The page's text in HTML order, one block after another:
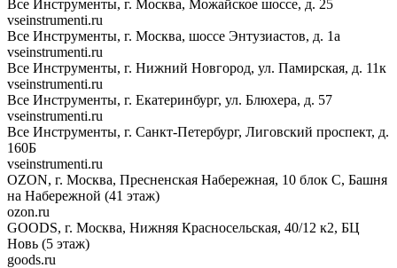
Все Инструменты, г. Москва, Можайское шоссе, д. 25
vseinstrumenti.ru
Все Инструменты, г. Москва, шоссе Энтузиастов, д. 1а
vseinstrumenti.ru
Все Инструменты, г. Нижний Новгород, ул. Памирская, д. 11к
vseinstrumenti.ru
Все Инструменты, г. Екатеринбург, ул. Блюхера, д. 57
vseinstrumenti.ru
Все Инструменты, г. Санкт-Петербург, Лиговский проспект, д.
160Б
vseinstrumenti.ru
OZON, г. Москва, Пресненская Набережная, 10 блок С, Башня
на Набережной (41 этаж)
ozon.ru
GOODS, г. Москва, Нижняя Красносельская, 40/12 к2, БЦ
Новь (5 этаж)
goods.ru